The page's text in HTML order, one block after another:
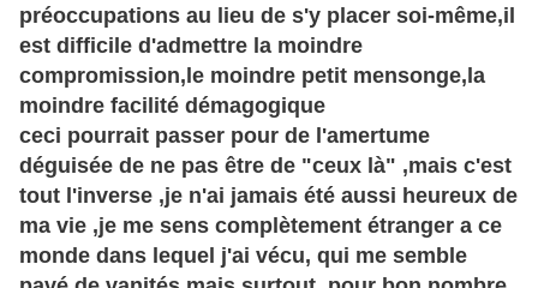
préoccupations au lieu de s'y placer soi-même,il
est difficile d'admettre la moindre
compromission,le moindre petit mensonge,la
moindre facilité démagogique
ceci pourrait passer pour de l'amertume
déguisée de ne pas être de "ceux là" ,mais c'est
tout l'inverse ,je n'ai jamais été aussi heureux de
ma vie ,je me sens complètement étranger a ce
monde dans lequel j'ai vécu, qui me semble